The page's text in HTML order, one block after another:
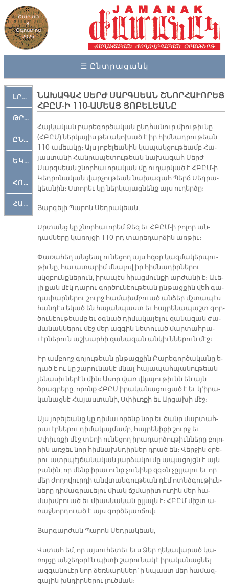
Շաբաթ
8,
Օգոստոս
2026
☰ Ընտրացանկ
ԼՐԱՀՈՍ
ԹՐՔԱՀԱՅ ԿԵԱՆՔ
ԸՆԿԵՐԱՄՇԱԿՈՒԹԱՅԻՆ
ԵԿԵՂԵՑԱԿԱՆ
ՀՈԳԵՄՏԱՒՈՐ
ՀԱՐԹԱԿ
ՆԱԽԱԳԱՀ ՍԵՐԺ ՍԱՐԳՍԵԱՆ ՇՆՈՐՀԱՒՈՐԵՑ
ՀԲԸՄ-Ի 110-ԱՄԵԱՅ ՅՈԲԵԼԵԱՆԸ
Հայ­կա­կան բա­րե­գոր­ծա­կան ընդ­հա­նուր միու­թիւ­նը
(ՀԲԸՄ) ներ­կա­յիս թե­ւա­կո­խած է իր հիմ­նադ­րու­թեան
110-ա­մեա­կը։ Այս յո­բե­լեա­նին կա­պակ­ցու­թեամբ Հա­
յաս­տա­նի Հան­րա­պե­տու­թեան նա­խա­գահ Սերժ
Սարգ­սեան շնոր­հա­ւո­րա­կան մը ու­ղար­կած է ՀԲԸՄ-ի
Կեդ­րո­նա­կան վար­չու­թեան նա­խա­գահ Պերճ Սեդ­րա­
կեա­նին։ Ստո­րեւ կը ներ­կա­յաց­նենք այս ու­ղեր­ձը։
Յար­գե­լի Պա­րոն Սեդ­րա­կեան,
Սրտանց կը շնոր­հա­ւո­րեմ Ձեզ եւ ՀԲԸՄ-ի բո­լոր ան­
դամ­նե­րը կա­ռոյ­ցի 110-րդ տա­րե­դար­ձին առ­թիւ։
Փա­ռա­հեղ ան­ցեալ ու­նե­ցող այս հզօր կազ­մա­կեր­պու­
թիւ­նը, հա­ւա­տա­րիմ մնա­լով իր հիմ­նա­դիր­նե­րու
սկզբունք­նե­րուն, ի­րա­պէս հիաց­մուն­քի ար­ժա­նի է։ Ա­ւե­
լի քան մէկ դա­րու գոր­ծու­նէու­թեան ըն­թաց­քին վեհ գա­
ղա­փար­նե­րու շուրջ հա­մախմ­բուած ան­ձեր մշտա­պէս
հան­դէս ե­կած են հա­յան­պաստ եւ հայ­րե­նա­պաշտ գոր­
ծու­նէու­թեամբ եւ օգ­նած դի­մա­կա­յե­լու զա­նա­զան ժա­
մա­նակ­նե­րու մէջ մեր ազ­գին նե­տուած մար­տահ­րա­
ւէր­նե­րուն աշ­խար­հի զա­նա­զան ան­կիւն­նե­րուն մէջ։
Իր ամ­բողջ գո­յու­թեան ըն­թաց­քին Բա­րե­գոր­ծա­կա­նը ե­
ղած է ու կը շա­րու­նա­կէ մնալ հա­յա­պահ­պա­նու­թեան
յե­նա­սիւ­նե­րէն մին։ Ա­սոր վառ վկա­յու­թիւնն են այն
ծրագ­րե­րը, ո­րոնք ՀԲԸՄ ի­րա­կա­նա­ցու­ցած է եւ կ՚ի­րա­
կա­նաց­նէ Հա­յաս­տա­նի, Սփիւռ­քի եւ Ար­ցա­խի մէջ։
Այս յո­բե­լեա­նը կը դի­մա­ւո­րենք նոր եւ ծանր մար­տահ­
րա­ւէր­նե­րու դի­մա­կայ­մամբ, հայ­րե­նի­քի շուրջ եւ
Սփիւռ­քի մէջ տե­ղի ու­նե­ցող ի­րա­դար­ձու­թիւն­նե­րը բո­լո­
րին առ­ջեւ նոր հիմ­նախն­դիր­ներ դրած են։ Վեր­ջին օ­րե­
րու ատր­պէյ­ճա­նա­կան յար­ձա­կու­մը ա­պա­ցոյցն է այն
բա­նին, որ մենք ի­րա­ւունք չու­նինք զգօն չըլ­լա­լու եւ որ
մեր ժո­ղո­վուր­դի անվ­տան­գու­թեան դէմ ոտնձ­գու­թիւն­
նե­րը դի­մագ­րա­ւե­լու միակ ճշմա­րիտ ու­ղին մեր հա­
մախմ­բուած եւ միաս­նա­կան ըլ­լալն է։ ՀԲԸՄ միշտ ա­
ռաջ­նոր­դուած է այս գոր­ծե­լաո­ճով։
Յար­գար­ժան Պա­րոն Սեդ­րա­կեան,
Վստահ եմ, որ այ­սու­հե­տեւ եւս Ձեր ղե­կա­վա­րած կա­
ռոյ­ցը ան­շե­ղօ­րէն պի­տի շա­րու­նա­կէ ի­րա­կա­նաց­նել
ազ­գա­նուէր նոր ձեռ­նարկ­ներ՝ ի նպաստ մեր հա­մազ­
գա­յին խնդիր­նե­րու լուծ­ման։